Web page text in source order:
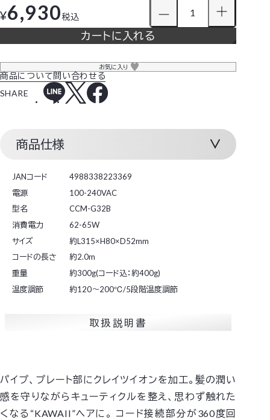
¥6,930税込
カートに入れる
お気に入り
商品について問い合わせる
SHARE
商品仕様
JANコード
4988338223369
電源
100-240VAC
型名
CCM-G32B
消費電力
62-65W
サイズ
約L315×H80×D52mm
コードの長さ
約2.0m
重量
約300g(コード込：約400g)
温度調節
約120～200℃/5段階温度調節
取扱説明書
パイプ、プレート部にクレイツイオンを加工。髪の潤い
感を守りながらキューティクルを整え、思わず触れた
くなる“KAWAII”ヘアに。 コード接続部分が360度回